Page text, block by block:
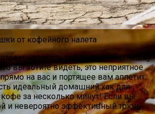
Пицца Из Слоеного Теста
наливать себе утреннюю чашку
вы хотите видеть, это неприятное
на вас и портящее вам аппетит.
идеальный домашний хак для
кофе за несколько минут! Если вы
и невероятно эффективный трюк,